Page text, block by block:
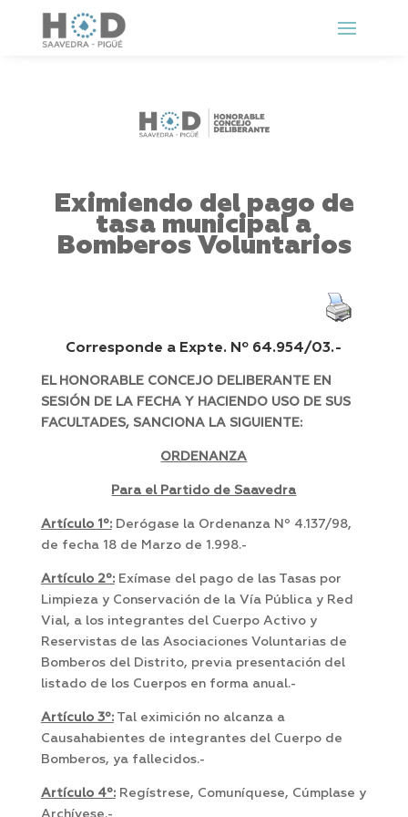
Eximiendo del pago de
tasa municipal a
Bomberos Voluntarios
Corresponde a Expte. Nº 64.954/03.-
EL HONORABLE CONCEJO DELIBERANTE EN
SESIÓN DE LA FECHA Y HACIENDO USO DE SUS
FACULTADES, SANCIONA LA SIGUIENTE:
ORDENANZA
Para el Partido de Saavedra
Artículo 1º:Derógase la Ordenanza Nº 4.137/98,
de fecha 18 de Marzo de 1.998.-
Artículo 2º:Exímase del pago de las Tasas por
Limpieza y Conservación de la Vía Pública y Red
Vial, a los integrantes del Cuerpo Activo y
Reservistas de las Asociaciones Voluntarias de
Bomberos del Distrito, previa presentación del
listado de los Cuerpos en forma anual.-
Artículo 3º:Tal eximición no alcanza a
Causahabientes de integrantes del Cuerpo de
Bomberos, ya fallecidos.-
Artículo 4º:Regístrese, Comuníquese, Cúmplase y
Archívese.-